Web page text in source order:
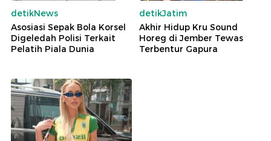
detikNews
Asosiasi Sepak Bola Korsel
Digeledah Polisi Terkait
Pelatih Piala Dunia
detikJatim
Akhir Hidup Kru Sound
Horeg di Jember Tewas
Terbentur Gapura